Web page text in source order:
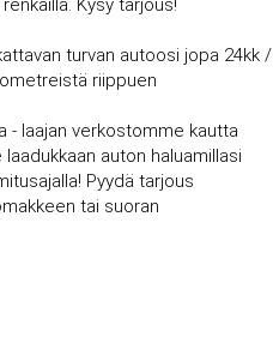
Kysy tarjous!
turvan autoosi jopa 24kk /
riippuen
- laajan verkostomme kautta
auton haluamillasi
Pyydä tarjous
tai suoran